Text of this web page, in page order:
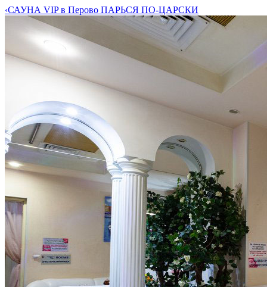
‹САУНА VIP в Перово ПАРЬСЯ ПО-ЦАРСКИ